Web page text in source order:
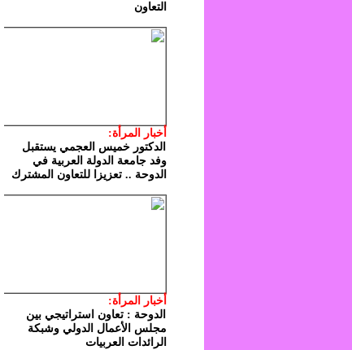
التعاون
أخبار المرأة:
الدكتور خميس العجمي يستقبل
وفد جامعة الدولة العربية في
الدوحة .. تعزيزا للتعاون المشترك
أخبار المرأة:
الدوحة : تعاون استراتيجي بين
مجلس الأعمال الدولي وشبكة
الرائدات العربيات